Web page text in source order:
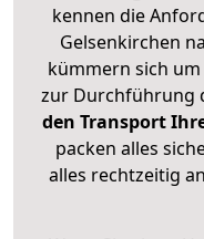
kennen die
Gelsenkirchen
kümmern sich
zur Durchführung
den Transport
packen alles
alles rechtzeitig